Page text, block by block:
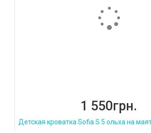
1 550грн.
Детская кроватка Sofia S 5 ольха на